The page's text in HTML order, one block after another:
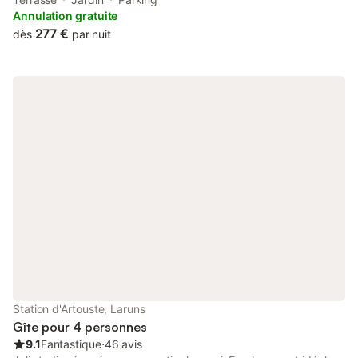
terrace and free private parking.
Annulation gratuite
dès 277 € par nuit
Station d'Artouste, Laruns
Gîte pour 4 personnes
9.1Fantastique⋅46 avis